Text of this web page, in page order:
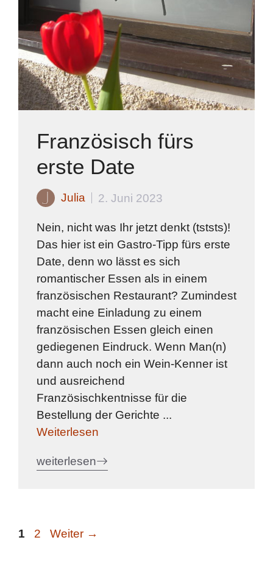
Französisch fürs
erste Date
Julia 2. Juni 2023
Nein, nicht was Ihr jetzt denkt (tststs)!
Das hier ist ein Gastro-Tipp fürs erste
Date, denn wo lässt es sich
romantischer Essen als in einem
französischen Restaurant? Zumindest
macht eine Einladung zu einem
französischen Essen gleich einen
gediegenen Eindruck. Wenn Man(n)
dann auch noch ein Wein-Kenner ist
und ausreichend
Französischkentnisse für die
Bestellung der Gerichte ...
Weiterlesen
weiterlesen
Seite
1 Seite
2 Weiter →